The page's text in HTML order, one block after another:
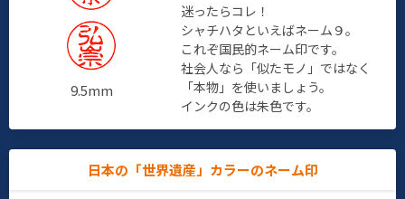
9.5mm
迷ったらコレ！
シャチハタといえばネーム９。
これぞ国民的ネーム印です。
社会人なら「似たモノ」ではなく
「本物」を使いましょう。
インクの色は朱色です。
日本の「世界遺産」カラーのネーム印